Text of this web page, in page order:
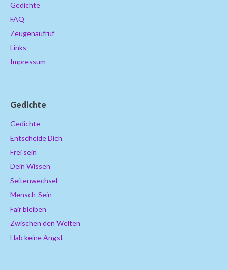
Gedichte
FAQ
Zeugenaufruf
Links
Impressum
Gedichte
Gedichte
Entscheide Dich
Frei sein
Dein Wissen
Seitenwechsel
Mensch-Sein
Fair bleiben
Zwischen den Welten
Hab keine Angst